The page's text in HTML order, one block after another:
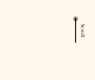
Scroll